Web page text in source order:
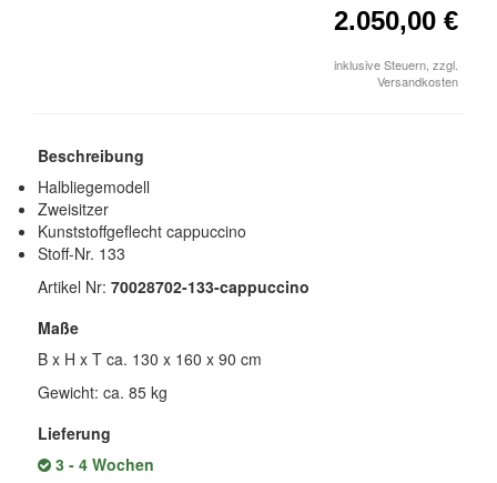
2.050,00 €
inklusive Steuern, zzgl.
Versandkosten
Beschreibung
Halbliegemodell
Zweisitzer
Kunststoffgeflecht cappuccino
Stoff-Nr. 133
Artikel Nr: 70028702-133-cappuccino
Maße
B x H x T ca. 130 x 160 x 90 cm
Gewicht: ca. 85 kg
Lieferung
3 - 4 Wochen